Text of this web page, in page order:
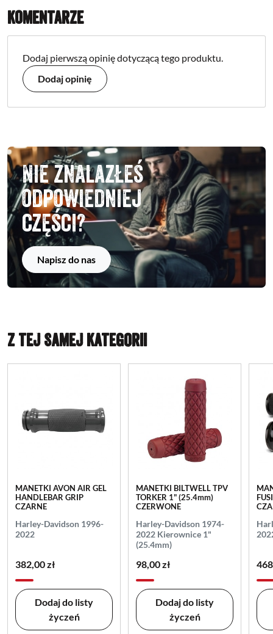
Komentarze
Dodaj pierwszą opinię dotyczącą tego produktu.
Dodaj opinię
Nie znalazłeś
odpowiedniej
części?
Napisz do nas
Z TEJ SAMEJ KATEGORII
MANETKI AVON AIR GEL
HANDLEBAR GRIP
CZARNE
Harley-Davidson 1996-
2022
382,00 zł
Dodaj do listy
życzeń
MANETKI BILTWELL TPV
TORKER 1" (25.4mm)
CZERWONE
Harley-Davidson 1974-
2022 Kierownice 1"
(25.4mm)
98,00 zł
Dodaj do listy
życzeń